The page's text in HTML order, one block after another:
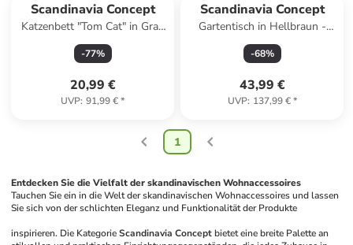
Scandinavia Concept
Katzenbett "Tom Cat" in Grau
- (B)35 x (H)50 x (T)40 cm
-77%
20,99 €
UVP: 91,99 €*
Scandinavia Concept
Gartentisch in Hellbraun -
(B)40 x (H)40 x (T)40 cm
-68%
43,99 €
UVP: 137,99 €*
1
Entdecken Sie die Vielfalt der skandinavischen Wohnaccessoires
Tauchen Sie ein in die Welt der skandinavischen Wohnaccessoires und lassen
Sie sich von der schlichten Eleganz und Funktionalität der Produkte
inspirieren. Die Kategorie Scandinavia Concept bietet eine breite Palette an